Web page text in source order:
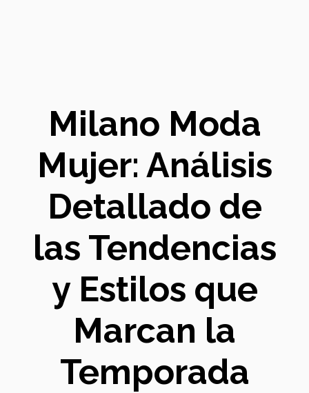
Milano Moda
Mujer: Análisis
Detallado de
las Tendencias
y Estilos que
Marcan la
Temporada